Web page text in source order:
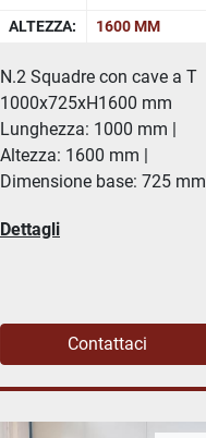
ALTEZZA:
1600 MM
N.2 Squadre con cave a T
1000x725xH1600 mm
Lunghezza: 1000 mm |
Altezza: 1600 mm |
Dimensione base: 725 mm
Dettagli
Contattaci